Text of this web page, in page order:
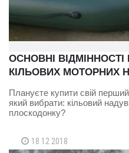
ОСНОВНІ
КІЛЬОВИХ МОТОРНИХ
Плануєте купити свій
який вибрати: кільовий
плоскодонку?
18 12 2018